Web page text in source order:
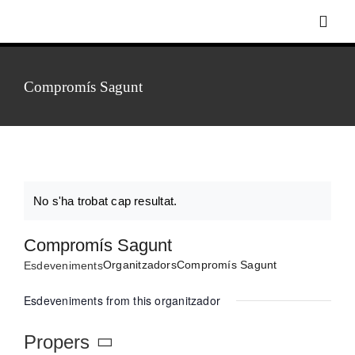
content
Inici
Foto-vídeo
Agenda
Notícies
Compromís Sagunt
Notice
No s'ha trobat cap resultat.
Compromís Sagunt
EsdevenimentsOrganitzadorsCompromís Sagunt
Esdeveniments from this organitzador
Propers